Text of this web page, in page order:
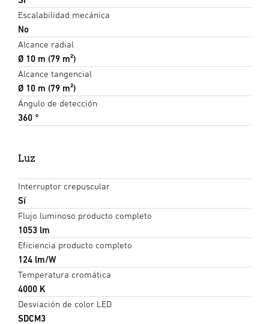
Escalabilidad mecánica
No
Alcance radial
Ø 10 m (79 m²)
Alcance tangencial
Ø 10 m (79 m²)
Ángulo de detección
360 °
Luz
Interruptor crepuscular
Sí
Flujo luminoso producto completo
1053 lm
Eficiencia producto completo
124 lm/W
Temperatura cromática
4000 K
Desviación de color LED
SDCM3